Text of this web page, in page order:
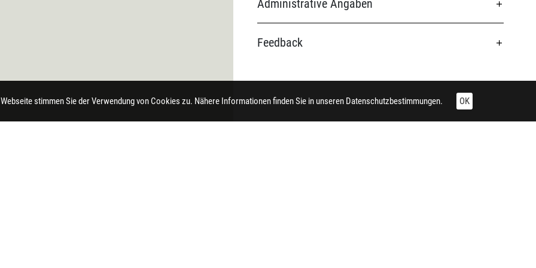
Administrative Angaben
Feedback
stimmen Sie der Verwendung von Cookies zu. Nähere Informationen finden Sie in unseren Datenschutzbestimmungen. OK